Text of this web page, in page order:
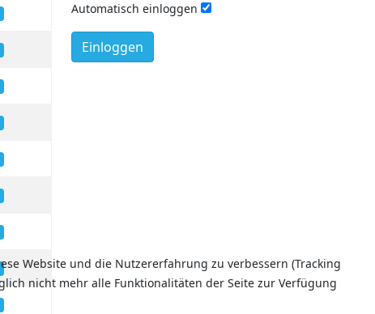
Automatisch einloggen
Einloggen
Website und die Nutzererfahrung zu verbessern (Tracking
nicht mehr alle Funktionalitäten der Seite zur Verfügung